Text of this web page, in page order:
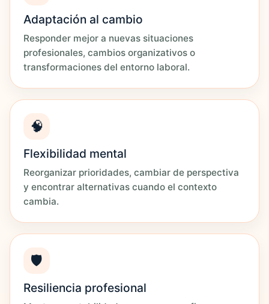
Adaptación al cambio
Responder mejor a nuevas situaciones
profesionales, cambios organizativos o
transformaciones del entorno laboral.
🧠
Flexibilidad mental
Reorganizar prioridades, cambiar de perspectiva
y encontrar alternativas cuando el contexto
cambia.
🛡️
Resiliencia profesional